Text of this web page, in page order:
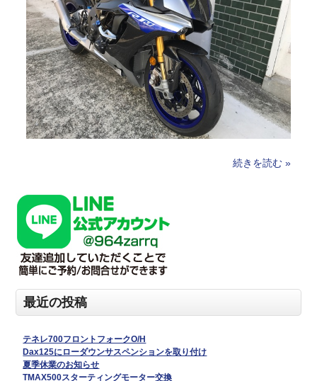
続きを読む »
最近の投稿
テネレ700フロントフォークO/H
Dax125にローダウンサスペンションを取り付け
夏季休業のお知らせ
TMAX500スターティングモーター交換